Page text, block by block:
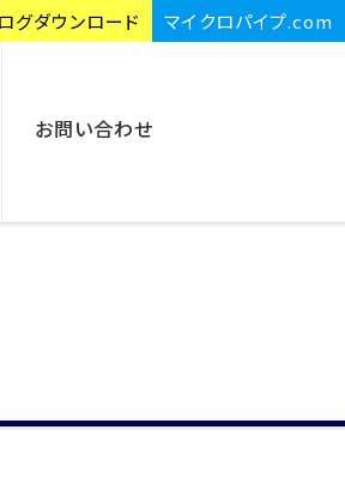
グダウンロード マイクロパイプ.com
お問い合わせ